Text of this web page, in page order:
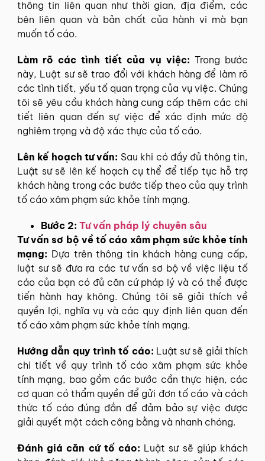
thông tin liên quan như thời gian, địa điểm, các
bên liên quan và bản chất của hành vi mà bạn
muốn tố cáo.
Làm rõ các tình tiết của vụ việc: Trong bước
này, Luật sư sẽ trao đổi với khách hàng để làm rõ
các tình tiết, yếu tố quan trọng của vụ việc. Chúng
tôi sẽ yêu cầu khách hàng cung cấp thêm các chi
tiết liên quan đến sự việc để xác định mức độ
nghiêm trọng và độ xác thực của tố cáo.
Lên kế hoạch tư vấn: Sau khi có đầy đủ thông tin,
Luật sư sẽ lên kế hoạch cụ thể để tiếp tục hỗ trợ
khách hàng trong các bước tiếp theo của quy trình
tố cáo xâm phạm sức khỏe tính mạng.
Bước 2: Tư vấn pháp lý chuyên sâu
Tư vấn sơ bộ về tố cáo xâm phạm sức khỏe tính
mạng: Dựa trên thông tin khách hàng cung cấp,
luật sư sẽ đưa ra các tư vấn sơ bộ về việc liệu tố
cáo của bạn có đủ căn cứ pháp lý và có thể được
tiến hành hay không. Chúng tôi sẽ giải thích về
quyền lợi, nghĩa vụ và các quy định liên quan đến
tố cáo xâm phạm sức khỏe tính mạng.
Hướng dẫn quy trình tố cáo: Luật sư sẽ giải thích
chi tiết về quy trình tố cáo xâm phạm sức khỏe
tính mạng, bao gồm các bước cần thực hiện, các
cơ quan có thẩm quyền để gửi đơn tố cáo và cách
thức tố cáo đúng đắn để đảm bảo sự việc được
giải quyết một cách công bằng và nhanh chóng.
Đánh giá căn cứ tố cáo: Luật sư sẽ giúp khách